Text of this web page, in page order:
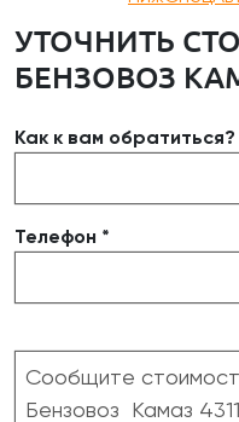
УТОЧНИТЬ
БЕНЗОВОЗ
Как к вам обратиться?
Телефон *